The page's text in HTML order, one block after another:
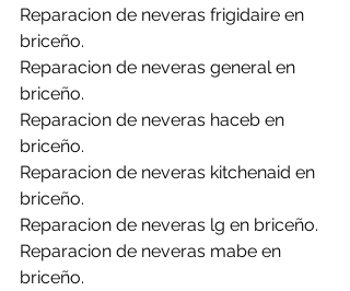
Reparacion de neveras frigidaire en
briceño.
Reparacion de neveras general en
briceño.
Reparacion de neveras haceb en
briceño.
Reparacion de neveras kitchenaid en
briceño.
Reparacion de neveras lg en briceño.
Reparacion de neveras mabe en
briceño.